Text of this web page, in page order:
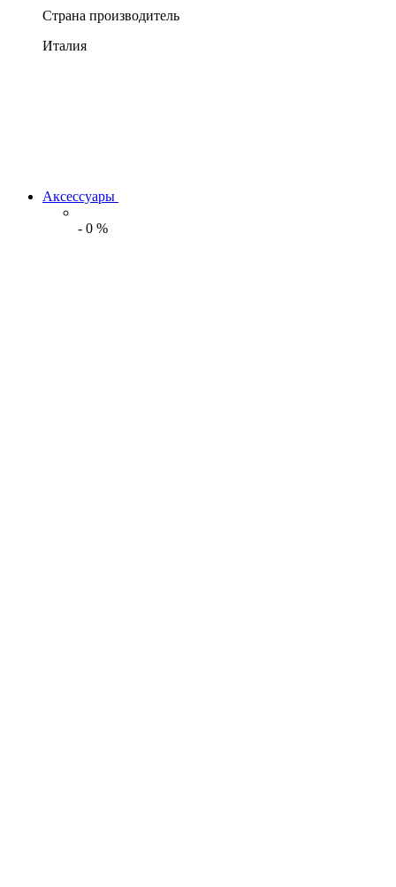
Страна производитель
Италия
Аксессуары
- 0 %